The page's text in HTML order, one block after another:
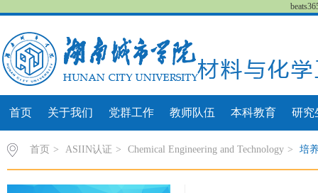
首页 关于我们 党群工作 教师队伍 本科教育 研究
首页 > ASIIN认证 > Chemical Engineering and Technology > 培